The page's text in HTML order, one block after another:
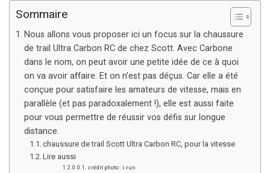
Sommaire
Nous allons vous proposer ici un focus sur la chaussure
de trail Ultra Carbon RC de chez Scott. Avec Carbone
dans le nom, on peut avoir une petite idée de ce à quoi
on va avoir affaire. Et on n’est pas déçus. Car elle a été
conçue pour satisfaire les amateurs de vitesse, mais en
parallèle (et pas paradoxalement !), elle est aussi faite
pour vous permettre de réussir vos défis sur longue
distance.
chaussure de trail Scott Ultra Carbon RC, pour la vitesse
Lire aussi
crédit photo : i-run